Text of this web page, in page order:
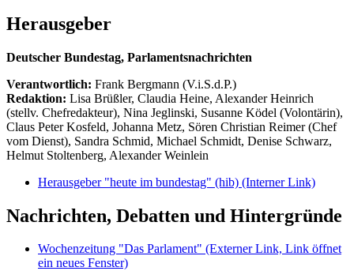
Herausgeber
Deutscher Bundestag, Parlamentsnachrichten
Verantwortlich: Frank Bergmann (V.i.S.d.P.)
Redaktion: Lisa Brüßler, Claudia Heine, Alexander Heinrich
(stellv. Chefredakteur), Nina Jeglinski, Susanne Ködel (Volontärin),
Claus Peter Kosfeld, Johanna Metz, Sören Christian Reimer (Chef
vom Dienst), Sandra Schmid, Michael Schmidt, Denise Schwarz,
Helmut Stoltenberg, Alexander Weinlein
Herausgeber "heute im bundestag" (hib) (Interner Link)
Nachrichten, Debatten und Hintergründe
Wochenzeitung "Das Parlament" (Externer Link, Link öffnet
ein neues Fenster)